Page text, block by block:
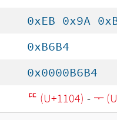
0xEB 0x9A
0xB6B4
0x0000B6B4
ᄄ (U+1104) - ᅮ